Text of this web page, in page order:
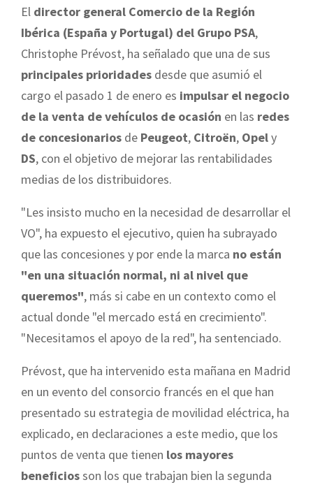
El director general Comercio de la Región
Ibérica (España y Portugal) del Grupo PSA,
Christophe Prévost, ha señalado que una de sus
principales prioridades desde que asumió el
cargo el pasado 1 de enero es impulsar el negocio
de la venta de vehículos de ocasión en las redes
de concesionarios de Peugeot, Citroën, Opely
DS, con el objetivo de mejorar las rentabilidades
medias de los distribuidores.
"Les insisto mucho en la necesidad de desarrollar el
VO", ha expuesto el ejecutivo, quien ha subrayado
que las concesiones y por ende la marca no están
"en una situación normal, ni al nivel que
queremos", más si cabe en un contexto como el
actual donde "el mercado está en crecimiento".
"Necesitamos el apoyo de la red", ha sentenciado.
Prévost, que ha intervenido esta mañana en Madrid
en un evento del consorcio francés en el que han
presentado su estrategia de movilidad eléctrica, ha
explicado, en declaraciones a este medio, que los
puntos de venta que tienen los mayores
beneficiosson los que trabajan bien la segunda